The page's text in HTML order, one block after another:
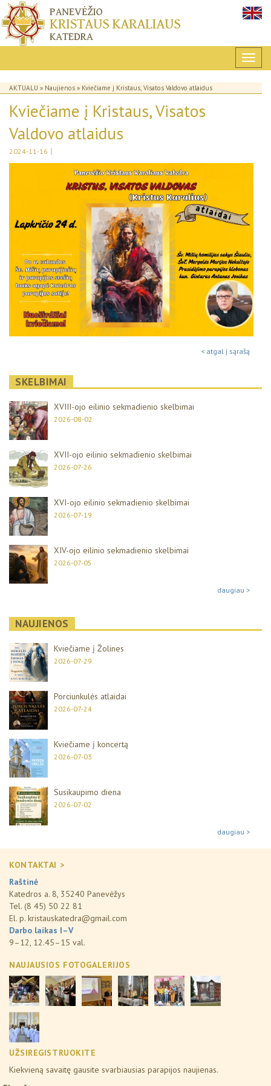
AKTUALU » Naujienos » Kviečiame į Kristaus, Visatos Valdovo atlaidus
Kviečiame į Kristaus, Visatos
Valdovo atlaidus
2024-11-16 |
< atgal į sąrašą
SKELBIMAI
XVIII-ojo eilinio sekmadienio skelbimai
2026-08-02
XVII-ojo eilinio sekmadienio skelbimai
2026-07-26
XVI-ojo eilinio sekmadienio skelbimai
2026-07-19
XIV-ojo eilinio sekmadienio skelbimai
2026-07-05
daugiau >
NAUJIENOS
Kviečiame į Žolines
2026-07-29
Porciunkulės atlaidai
2026-07-24
Kviečiame į koncertą
2026-07-03
Susikaupimo diena
2026-07-02
daugiau >
KONTAKTAI >
Raštinė
Katedros a. 8, 35240 Panevėžys
Tel. (8 45) 50 22 81
El. p. kristauskatedra@gmail.com
Darbo laikas I–V
9–12, 12.45–15 val.
NAUJAUSIOS FOTOGALERIJOS
UŽSIREGISTRUOKITE
Kiekvieną savaitę gausite svarbiausias parapijos naujienas.